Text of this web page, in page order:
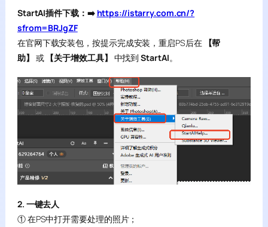
StartAI插件下载：➡️ https://istarry.com.cn/?
sfrom=BRJgZF
在官网下载安装包，按提示完成安装，重启PS后在 【帮
助】 或 【关于增效工具】 中找到StartAI。
2. 一键去人
① 在PS中打开需要处理的照片；